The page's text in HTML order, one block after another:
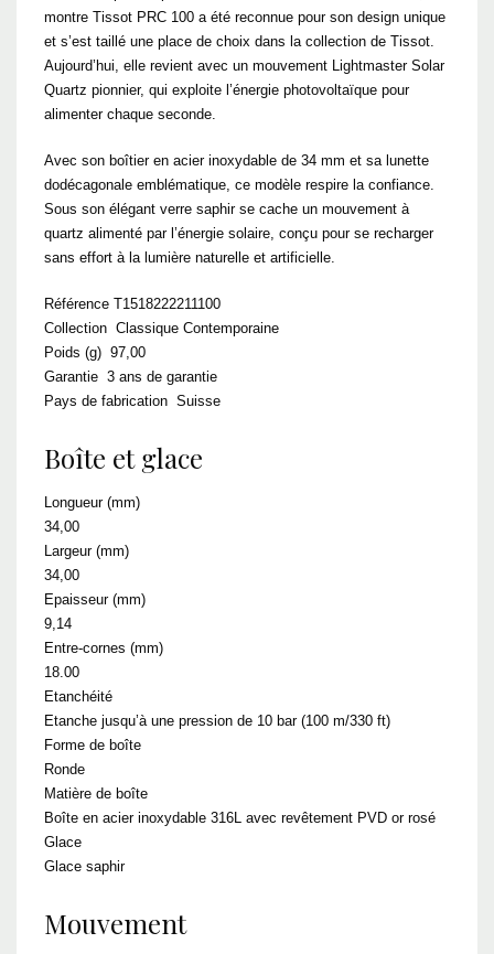
montre Tissot PRC 100 a été reconnue pour son design unique
et s’est taillé une place de choix dans la collection de Tissot.
Aujourd’hui, elle revient avec un mouvement Lightmaster Solar
Quartz pionnier, qui exploite l’énergie photovoltaïque pour
alimenter chaque seconde.
Avec son boîtier en acier inoxydable de 34 mm et sa lunette
dodécagonale emblématique, ce modèle respire la confiance.
Sous son élégant verre saphir se cache un mouvement à
quartz alimenté par l’énergie solaire, conçu pour se recharger
sans effort à la lumière naturelle et artificielle.
Référence T1518222211100
Collection Classique Contemporaine
Poids (g) 97,00
Garantie 3 ans de garantie
Pays de fabrication Suisse
Boîte et glace
Longueur (mm)
34,00
Largeur (mm)
34,00
Epaisseur (mm)
9,14
Entre-cornes (mm)
18.00
Etanchéité
Etanche jusqu’à une pression de 10 bar (100 m/330 ft)
Forme de boîte
Ronde
Matière de boîte
Boîte en acier inoxydable 316L avec revêtement PVD or rosé
Glace
Glace saphir
Mouvement